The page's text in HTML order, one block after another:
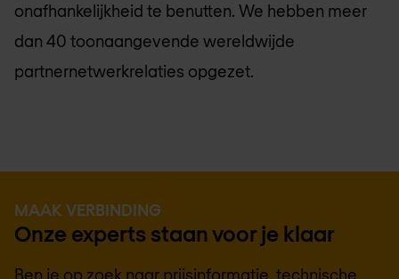
onafhankelijkheid te benutten. We hebben meer
dan 40 toonaangevende wereldwijde
partnernetwerkrelaties opgezet.
MAAK VERBINDING
Onze experts staan voor je klaar
Ben je op zoek naar prijsinformatie, technische